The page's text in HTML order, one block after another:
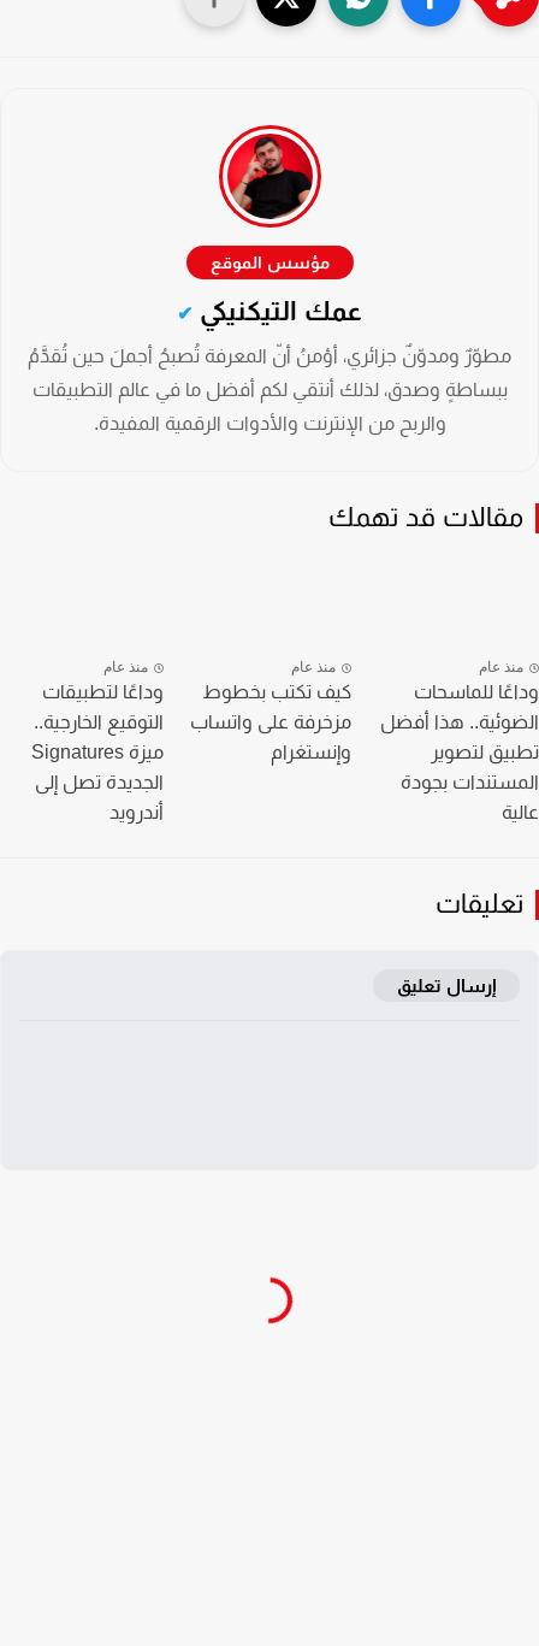
عمك التيكنيكي
مطوّرٌ ومدوّنٌ جزائري، أؤمنُ أنّ المعرفة تُصبحُ أجملَ حين تُقدَّمُ
ببساطةٍ وصدق، لذلك أنتقي لكم أفضل ما في عالم التطبيقات
والربح من الإنترنت والأدوات الرقمية المفيدة.
قد تهمك
عام
للماسحات
هذا أفضل
لتصوير
بجودة
منذ عام
كيف تكتب بخطوط
مزخرفة على واتساب
وإنستغرام
منذ عام
وداعًا لتطبيقات
التوقيع الخارجية..
ميزة Signatures
الجديدة تصل إلى
أندرويد
إرسال تعليق